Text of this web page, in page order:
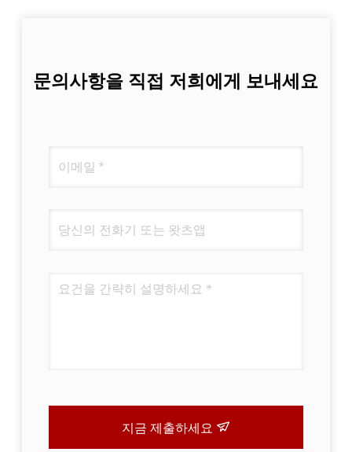
문의사항을 직접 저희에게 보내세요
지금 제출하세요